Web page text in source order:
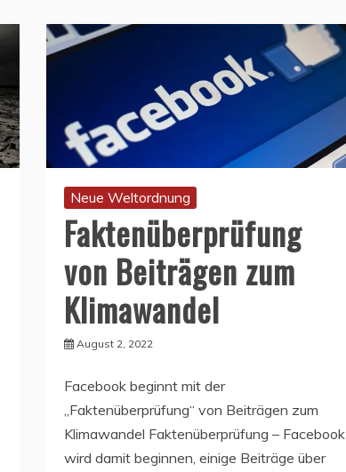
Neue Weltordnung
Faktenüberprüfung
von Beiträgen zum
Klimawandel
August 2, 2022
Facebook beginnt mit der
„Faktenüberprüfung“ von Beiträgen zum
Klimawandel Faktenüberprüfung – Facebook
wird damit beginnen, einige Beiträge über